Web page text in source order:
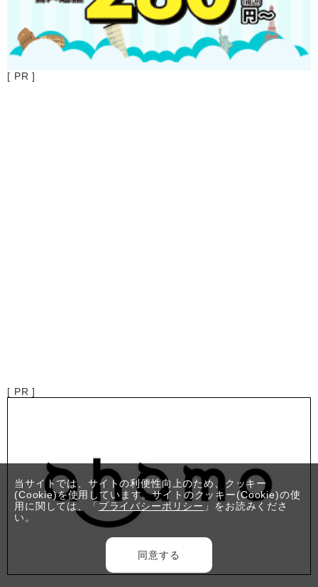
[ PR ]
[ PR ]
当サイトでは、サイトの利便性向上のため、クッキー
(Cookie)を使用しています。サイトのクッキー(Cookie)の使
用に関しては、「 プライバシーポリシー 」をお読みくださ
い。
同意する